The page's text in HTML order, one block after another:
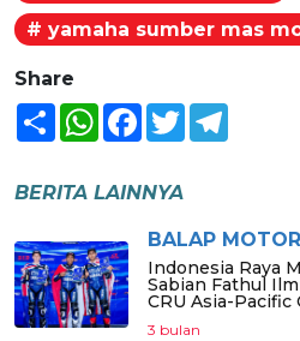
# yamaha sumber mas
Share
Share WhatsAppFacebook
Twitter
BERITA LAINNYA
BALAP MOTOR
Indonesia Raya
Sabian Fathul
CRU Asia-
3 bulan